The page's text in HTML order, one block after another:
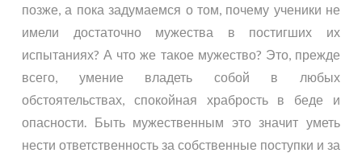
позже, а пока задумаемся о том, почему ученики не
имели достаточно мужества в постигших их
испытаниях? А что же такое мужество? Это, прежде
всего, умение владеть собой в любых
обстоятельствах, спокойная храбрость в беде и
опасности. Быть мужественным это значит уметь
нести ответственность за собственные поступки и за